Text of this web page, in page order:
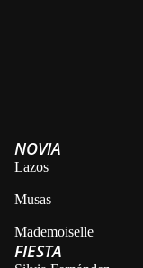
NOVIA
Lazos
Musas
Mademoiselle
FIESTA